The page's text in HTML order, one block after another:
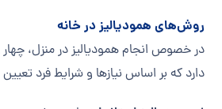
روش‌های همودیالیز در خانه
در خصوص انجام همودیالیز در منزل،
دارد که بر اساس نیازها و شرایط فرد